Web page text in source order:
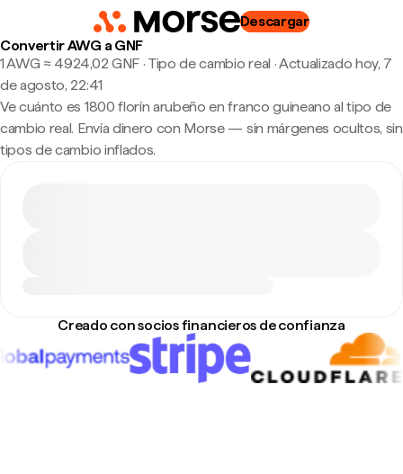
Descargar
Convertir AWG a GNF
1 AWG ≈ 4924,02 GNF · Tipo de cambio real ·Actualizado hoy, 7
de agosto, 22:41
Ve cuánto es 1800 florín arubeño en franco guineano al tipo de
cambio real. Envía dinero con Morse — sin márgenes ocultos, sin
tipos de cambio inflados.
Creado con socios financieros de confianza